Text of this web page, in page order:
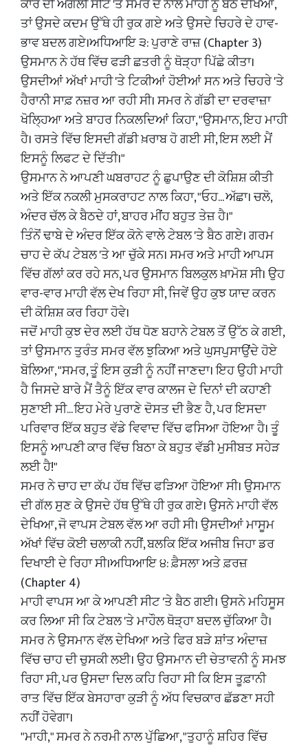
ਕਾਰ ਦੀ ਅਗਲੀ ਸੀਟ 'ਤੇ ਸਮਰ ਦੇ ਨਾਲ ਮਾਹੀ ਨੂੰ ਬੈਠੇ ਦੇਖਿਆ,
ਤਾਂ ਉਸਦੇ ਕਦਮ ਉੱਥੇ ਹੀ ਰੁਕ ਗਏ ਅਤੇ ਉਸਦੇ ਚਿਹਰੇ ਦੇ ਹਾਵ-
ਭਾਵ ਬਦਲ ਗਏ।ਅਧਿਆਇ ੩: ਪੁਰਾਣੇ ਰਾਜ਼ (Chapter 3)
​ਉਸਮਾਨ ਨੇ ਹੱਥ ਵਿੱਚ ਫੜੀ ਛਤਰੀ ਨੂੰ ਥੋੜ੍ਹਾ ਪਿੱਛੇ ਕੀਤਾ।
ਉਸਦੀਆਂ ਅੱਖਾਂ ਮਾਹੀ 'ਤੇ ਟਿਕੀਆਂ ਹੋਈਆਂ ਸਨ ਅਤੇ ਚਿਹਰੇ 'ਤੇ
ਹੈਰਾਨੀ ਸਾਫ਼ ਨਜ਼ਰ ਆ ਰਹੀ ਸੀ। ਸਮਰ ਨੇ ਗੱਡੀ ਦਾ ਦਰਵਾਜ਼ਾ
ਖੋਲ੍ਹਿਆ ਅਤੇ ਬਾਹਰ ਨਿਕਲਦਿਆਂ ਕਿਹਾ, "ਉਸਮਾਨ, ਇਹ ਮਾਹੀ
ਹੈ। ਰਸਤੇ ਵਿੱਚ ਇਸਦੀ ਗੱਡੀ ਖ਼ਰਾਬ ਹੋ ਗਈ ਸੀ, ਇਸ ਲਈ ਮੈਂ
ਇਸਨੂੰ ਲਿਫਟ ਦੇ ਦਿੱਤੀ।"
​ਉਸਮਾਨ ਨੇ ਆਪਣੀ ਘਬਰਾਹਟ ਨੂੰ ਛੁਪਾਉਣ ਦੀ ਕੋਸ਼ਿਸ਼ ਕੀਤੀ
ਅਤੇ ਇੱਕ ਨਕਲੀ ਮੁਸਕਰਾਹਟ ਨਾਲ ਕਿਹਾ, "ਓਹ... ਅੱਛਾ। ਚਲੋ,
ਅੰਦਰ ਚੱਲ ਕੇ ਬੈਠਦੇ ਹਾਂ, ਬਾਹਰ ਮੀਂਹ ਬਹੁਤ ਤੇਜ਼ ਹੈ।"
​ਤਿੰਨੋਂ ਢਾਬੇ ਦੇ ਅੰਦਰ ਇੱਕ ਕੋਨੇ ਵਾਲੇ ਟੇਬਲ 'ਤੇ ਬੈਠ ਗਏ। ਗਰਮ
ਚਾਹ ਦੇ ਕੱਪ ਟੇਬਲ 'ਤੇ ਆ ਚੁੱਕੇ ਸਨ। ਸਮਰ ਅਤੇ ਮਾਹੀ ਆਪਸ
ਵਿੱਚ ਗੱਲਾਂ ਕਰ ਰਹੇ ਸਨ, ਪਰ ਉਸਮਾਨ ਬਿਲਕੁਲ ਖ਼ਾਮੋਸ਼ ਸੀ। ਉਹ
ਵਾਰ-ਵਾਰ ਮਾਹੀ ਵੱਲ ਦੇਖ ਰਿਹਾ ਸੀ, ਜਿਵੇਂ ਉਹ ਕੁਝ ਯਾਦ ਕਰਨ
ਦੀ ਕੋਸ਼ਿਸ਼ ਕਰ ਰਿਹਾ ਹੋਵੇ।
​ਜਦੋਂ ਮਾਹੀ ਕੁਝ ਦੇਰ ਲਈ ਹੱਥ ਧੋਣ ਬਹਾਨੇ ਟੇਬਲ ਤੋਂ ਉੱਠ ਕੇ ਗਈ,
ਤਾਂ ਉਸਮਾਨ ਤੁਰੰਤ ਸਮਰ ਵੱਲ ਝੁਕਿਆ ਅਤੇ ਘੁਸਪੁਸਾਉਂਦੇ ਹੋਏ
ਬੋਲਿਆ, "ਸਮਰ, ਤੂੰ ਇਸ ਕੁੜੀ ਨੂੰ ਨਹੀਂ ਜਾਣਦਾ। ਇਹ ਉਹੀ ਮਾਹੀ
ਹੈ ਜਿਸਦੇ ਬਾਰੇ ਮੈਂ ਤੈਨੂੰ ਇੱਕ ਵਾਰ ਕਾਲਜ ਦੇ ਦਿਨਾਂ ਦੀ ਕਹਾਣੀ
ਸੁਣਾਈ ਸੀ... ਇਹ ਮੇਰੇ ਪੁਰਾਣੇ ਦੋਸਤ ਦੀ ਭੈਣ ਹੈ, ਪਰ ਇਸਦਾ
ਪਰਿਵਾਰ ਇੱਕ ਬਹੁਤ ਵੱਡੇ ਵਿਵਾਦ ਵਿੱਚ ਫਸਿਆ ਹੋਇਆ ਹੈ। ਤੂੰ
ਇਸਨੂੰ ਆਪਣੀ ਕਾਰ ਵਿੱਚ ਬਿਠਾ ਕੇ ਬਹੁਤ ਵੱਡੀ ਮੁਸੀਬਤ ਸਹੇੜ
ਲਈ ਹੈ!"
​ਸਮਰ ਨੇ ਚਾਹ ਦਾ ਕੱਪ ਹੱਥ ਵਿੱਚ ਫੜਿਆ ਹੋਇਆ ਸੀ। ਉਸਮਾਨ
ਦੀ ਗੱਲ ਸੁਣ ਕੇ ਉਸਦੇ ਹੱਥ ਉੱਥੇ ਹੀ ਰੁਕ ਗਏ। ਉਸਨੇ ਮਾਹੀ ਵੱਲ
ਦੇਖਿਆ, ਜੋ ਵਾਪਸ ਟੇਬਲ ਵੱਲ ਆ ਰਹੀ ਸੀ। ਉਸਦੀਆਂ ਮਾਸੂਮ
ਅੱਖਾਂ ਵਿੱਚ ਕੋਈ ਚਲਾਕੀ ਨਹੀਂ, ਬਲਕਿ ਇੱਕ ਅਜੀਬ ਜਿਹਾ ਡਰ
ਦਿਖਾਈ ਦੇ ਰਿਹਾ ਸੀ।​ਅਧਿਆਇ ੪: ਫ਼ੈਸਲਾ ਅਤੇ ਫ਼ਰਜ਼
(Chapter 4)
​ਮਾਹੀ ਵਾਪਸ ਆ ਕੇ ਆਪਣੀ ਸੀਟ 'ਤੇ ਬੈਠ ਗਈ। ਉਸਨੇ ਮਹਿਸੂਸ
ਕਰ ਲਿਆ ਸੀ ਕਿ ਟੇਬਲ 'ਤੇ ਮਾਹੌਲ ਥੋੜ੍ਹਾ ਬਦਲ ਚੁੱਕਿਆ ਹੈ।
ਸਮਰ ਨੇ ਉਸਮਾਨ ਵੱਲ ਦੇਖਿਆ ਅਤੇ ਫਿਰ ਬੜੇ ਸ਼ਾਂਤ ਅੰਦਾਜ਼
ਵਿੱਚ ਚਾਹ ਦੀ ਚੁਸਕੀ ਲਈ। ਉਹ ਉਸਮਾਨ ਦੀ ਚੇਤਾਵਨੀ ਨੂੰ ਸਮਝ
ਰਿਹਾ ਸੀ, ਪਰ ਉਸਦਾ ਦਿਲ ਕਹਿ ਰਿਹਾ ਸੀ ਕਿ ਇਸ ਤੂਫ਼ਾਨੀ
ਰਾਤ ਵਿੱਚ ਇੱਕ ਬੇਸਹਾਰਾ ਕੁੜੀ ਨੂੰ ਅੱਧ ਵਿਚਕਾਰ ਛੱਡਣਾ ਸਹੀ
ਨਹੀਂ ਹੋਵੇਗਾ।
​"ਮਾਹੀ," ਸਮਰ ਨੇ ਨਰਮੀ ਨਾਲ ਪੁੱਛਿਆ, "ਤੁਹਾਨੂੰ ਸ਼ਹਿਰ ਵਿੱਚ